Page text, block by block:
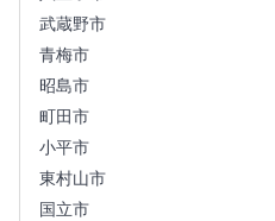
武蔵野市
青梅市
昭島市
町田市
小平市
東村山市
国立市